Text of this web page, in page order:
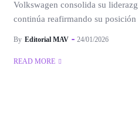
Volkswagen consolida su
continúa reafirmando su posición
By Editorial MAV 24/01/2026
READ MORE